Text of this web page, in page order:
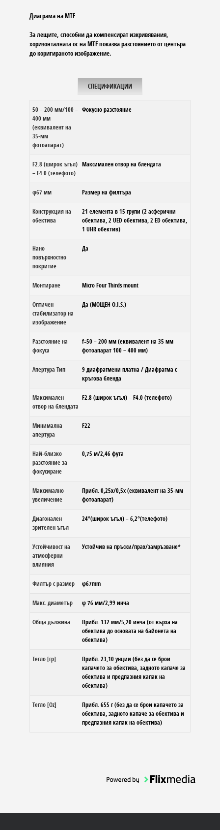
Диаграма на MTF
За лещите, способни да компенсират изкривявания,
хоризонталната ос на MTF показва разстоянието от центъра
до коригираното изображение.
СПЕЦИФИКАЦИИ
50 – 200 мм/100 –
400 мм
(еквивалент на
35-мм
фотоапарат)
Фокусно разстояние
F2.8 (широк ъгъл)
– F4.0 (телефото)
Максимален отвор на блендата
φ67 мм Размер на филтъра
Конструкция на
обектива
21 елемента в 15 групи (2 асферични
обектива, 2 UED обектива, 2 ED обектива,
1 UHR обектив)
Нано
повърхностно
покритие
Да
Mонтиране Micro Four Thirds mount
Оптичен
стабилизатор на
изображение
Да (МОЩЕН O.I.S.)
Разстояние на
фокуса
f=50 – 200 мм (еквивалент на 35 мм
фотоапарат 100 – 400 мм)
Апертура Тип
9 диафрагмени платна / Диафрагма с
кръгова бленда
Максимален
отвор на блендата
F2.8 (широк ъгъл) – F4.0 (телефото)
Минимална
апертура
F22
Най-близко
разстояние за
фокусиране
0,75 м/2,46 фута
Максимално
увеличение
Прибл. 0,25x/0,5x (еквивалент на 35-мм
фотоапарат)
Диагонален
зрителен ъгъл
24°(широк ъгъл) – 6,2°(телефото)
Устойчивост на
атмосферни
влияния
Устойчив на пръски/прах/замръзване*
Филтър с размер φ67mm
Макс. диаметър φ 76 мм/2,99 инча
Обща дължина
Прибл. 132 мм/5,20 инча (от върха на
обектива до основата на байонета на
обектива)
Тегло [гр]
Прибл. 23,10 унции (без да се брои
капачето за обектива, задното капаче за
обектива и предпазния капак на
обектива)
Тегло [Oz]
Прибл. 655 г (без да се брои капачето за
обектива, задното капаче за обектива и
предпазния капак на обектива)